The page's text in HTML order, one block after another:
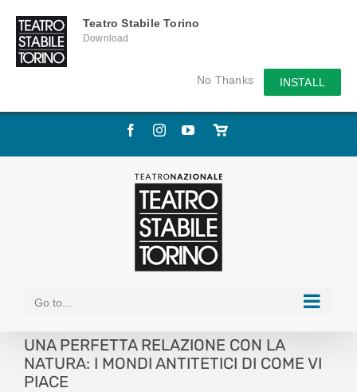
Teatro Stabile Torino
Download
No Thanks INSTALL
Skip
FacebookInstagramYouTube
Store
Go to...
UNA PERFETTA RELAZIONE CON LA
NATURA: I MONDI ANTITETICI DI COME VI
PIACE